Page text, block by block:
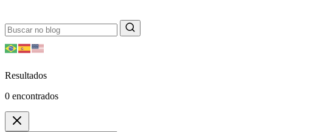
Resultados
0 encontrados